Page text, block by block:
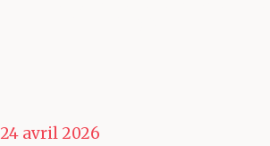
24 avril 2026